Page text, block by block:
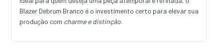
Blazer Debrum Branco é o investimento certo para elevar sua
produção com charme e distinção.